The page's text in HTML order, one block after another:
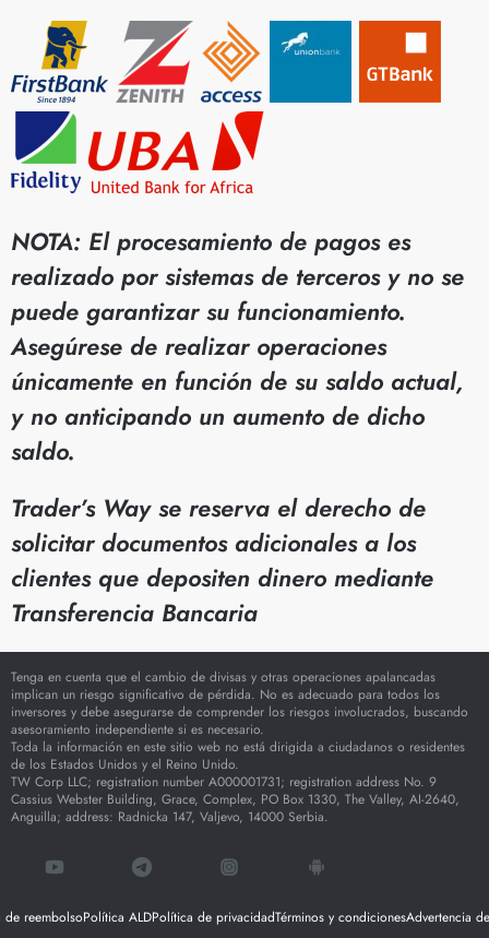
NOTA: El procesamiento de pagos es
realizado por sistemas de terceros y no se
puede garantizar su funcionamiento.
Asegúrese de realizar operaciones
únicamente en función de su saldo actual,
y no anticipando un aumento de dicho
saldo.
Trader’s Way se reserva el derecho de
solicitar documentos adicionales a los
clientes que depositen dinero mediante
Transferencia Bancaria
Tenga en cuenta que el cambio de divisas y otras operaciones apalancadas
implican un riesgo significativo de pérdida. No es adecuado para todos los
inversores y debe asegurarse de comprender los riesgos involucrados, buscando
asesoramiento independiente si es necesario.
Toda la información en este sitio web no está dirigida a ciudadanos o residentes
de los Estados Unidos y el Reino Unido.
TW Corp LLC; registration number A000001731; registration address No. 9
Cassius Webster Building, Grace, Complex, PO Box 1330, The Valley, AI-2640,
Anguilla; address: Radnicka 147, Valjevo, 14000 Serbia.
de reembolsoPolítica ALDPolítica de privacidadTérminos y condicionesAdvertencia